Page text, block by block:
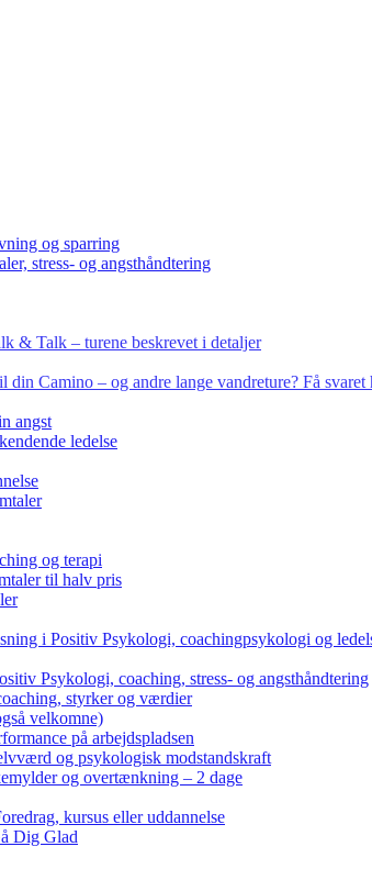
og sparring
stress- og angsthåndtering
& Talk – turene beskrevet i detaljer
Camino – og andre lange vandreture? Få svaret
angst
ledelse
og terapi
til halv pris
i Positiv Psykologi, coachingpsykologi og
Psykologi, coaching, stress- og angsthåndtering
styrker og værdier
velkomne)
på arbejdspladsen
og psykologisk modstandskraft
og overtænkning – 2 dage
kursus eller uddannelse
Dig Glad